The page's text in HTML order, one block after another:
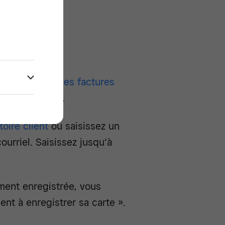
envoyer des factures
enregistrée.
clientou saisissez un
Saisissez jusqu’à
enregistrée, vous
à enregistrer sa carte ».